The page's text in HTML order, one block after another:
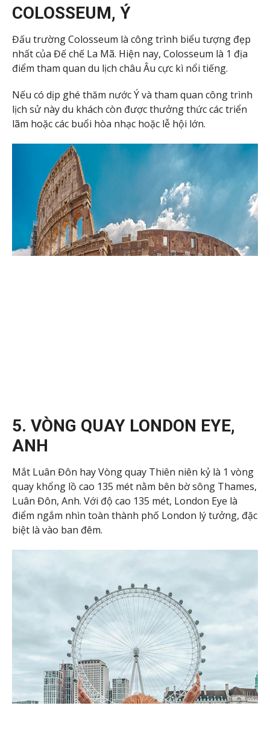
COLOSSEUM, Ý
Đấu trường Colosseum là công trình biểu tượng đẹp
nhất của Đế chế La Mã. Hiện nay, Colosseum là 1 địa
điểm tham quan du lịch châu Âu cực kì nổi tiếng.
Nếu có dịp ghé thăm nước Ý và tham quan công trình
lịch sử này du khách còn được thưởng thức các triển
lãm hoặc các buổi hòa nhạc hoặc lễ hội lớn.
5. VÒNG QUAY LONDON EYE,
ANH
Mắt Luân Đôn hay Vòng quay Thiên niên kỷ là 1 vòng
quay khổng lồ cao 135 mét nằm bên bờ sông Thames,
Luân Đôn, Anh. Với độ cao 135 mét, London Eye là
điểm ngắm nhìn toàn thành phố London lý tưởng, đặc
biệt là vào ban đêm.